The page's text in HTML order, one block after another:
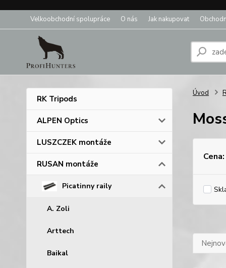
Velkoobchodní spolupráce O nás Jak nakupovat
RK Tripods
ALPEN Optics
LUSZCZEK montáže
RUSAN montáže
Picatinny raily
A. Zoli
Arttech
Baikal
Úvod
Cena: